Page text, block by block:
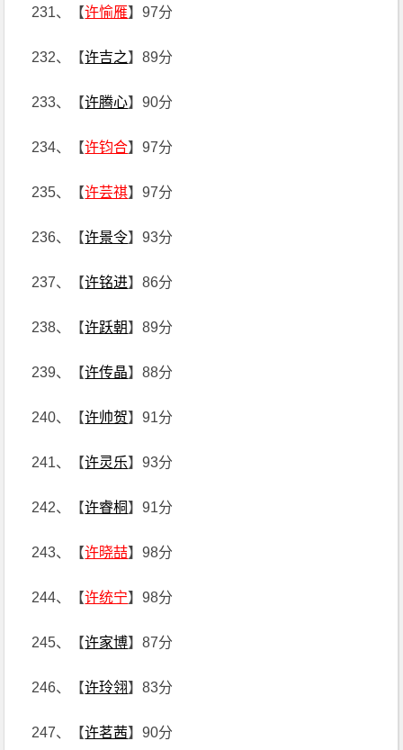
231、【许愉雁】97分
232、【许吉之】89分
233、【许腾心】90分
234、【许钧合】97分
235、【许芸祺】97分
236、【许景令】93分
237、【许铭进】86分
238、【许跃朝】89分
239、【许传晶】88分
240、【许帅贺】91分
241、【许灵乐】93分
242、【许睿桐 】91分
243、【许晓喆】98分
244、【许统宁】98分
245、【许家博】87分
246、【许玲翎】83分
247、【许茗茜】90分